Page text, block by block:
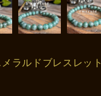
ラルドブレスレット